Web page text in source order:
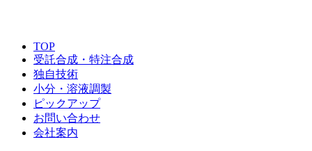
TOP
受託合成・特注合成
独自技術
小分・溶液調製
ピックアップ
お問い合わせ
会社案内